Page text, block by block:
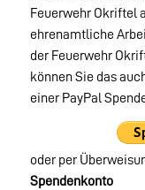
Feuerwehr Okriftel
ehrenamtliche
der Feuerwehr
können Sie das
einer PayPal
oder per
Spendenkonto